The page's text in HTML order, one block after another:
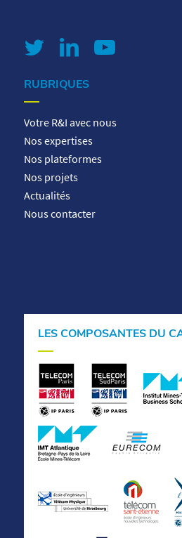
RUBRIQUES
Votre R&I avec nous
Nos expertises
Nos plateformes
Nos projets
Actualités
Nous contacter
LES COMPOSANTES DU